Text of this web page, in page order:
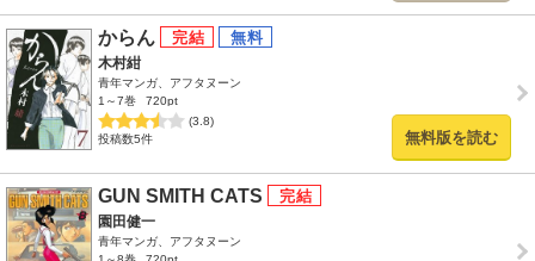
からん
木村紺
青年マンガ、アフタヌーン
1～7巻
720pt
(3.8)
投稿数5件
無料版を読む
GUN SMITH CATS
園田健一
青年マンガ、アフタヌーン